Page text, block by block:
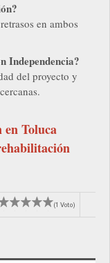
en ambos
Independencia?
del proyecto y
Toluca
(1 Voto)